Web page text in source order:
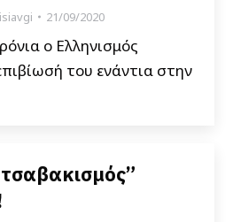
21/09/2020
ο Ελληνισμός
του ενάντια στην